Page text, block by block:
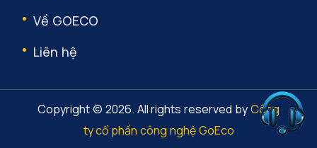
Về GOECO
Liên hệ
Copyright © 2026. All rights reserved byCông
ty cổ phần công nghệ GoEco